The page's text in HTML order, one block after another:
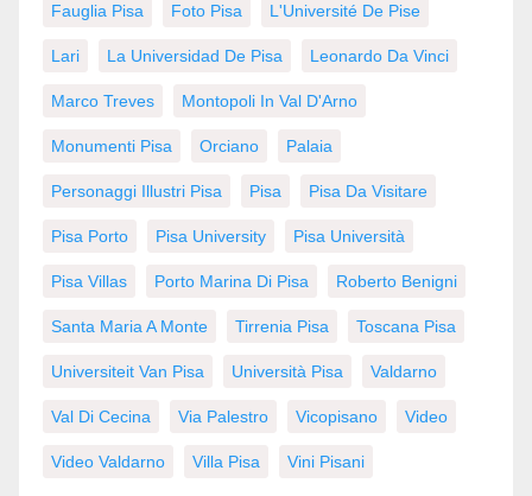
Fauglia Pisa Foto Pisa L'Université De Pise
Lari La Universidad De Pisa Leonardo Da Vinci
Marco Treves Montopoli In Val D'Arno
Monumenti Pisa Orciano Palaia
Personaggi Illustri Pisa Pisa Pisa Da Visitare
Pisa Porto Pisa University Pisa Università
Pisa Villas Porto Marina Di Pisa Roberto Benigni
Santa Maria A Monte Tirrenia Pisa Toscana Pisa
Universiteit Van Pisa Università Pisa Valdarno
Val Di Cecina Via Palestro Vicopisano Video
Video Valdarno Villa Pisa Vini Pisani